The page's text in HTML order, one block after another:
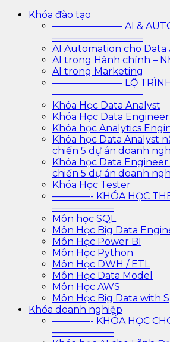
Khóa đào tạo
———————- AI &
—————————–
AI Automation cho Data
AI trong Hành chính –
AI trong Marketing
———————- LỘ TRÌNH
—————————–
Khóa Học Data Analyst
Khóa Học Data Engineer
Khóa học Analytics
Khóa học Data Analyst
chiến 5 dự án doanh
Khóa học Data
chiến 5 dự án doanh
Khóa Học Tester
————- KHÓA HỌC
——————–
Môn học SQL
Môn Học Big Data
Môn Học Power BI
Môn Học Python
Môn Học DWH / ETL
Môn Học Data Model
Môn Học AWS
Môn Học Big Data with
Khóa doanh nghiệp
————- KHÓA HỌC
——————–